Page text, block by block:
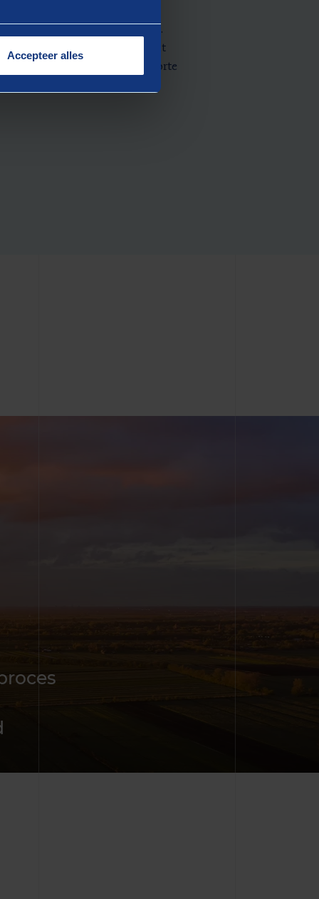
Accepteer alles
te laten denken in integraliteit.
over keuzes gemaakt vanuit
de gevolgen daarvan op korte